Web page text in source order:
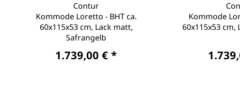
Contur
Kommode Loretto - BHT ca.
60x115x53 cm, Lack matt,
Safrangelb
1.739,00 € *
Kommode
60x115x53 cm,